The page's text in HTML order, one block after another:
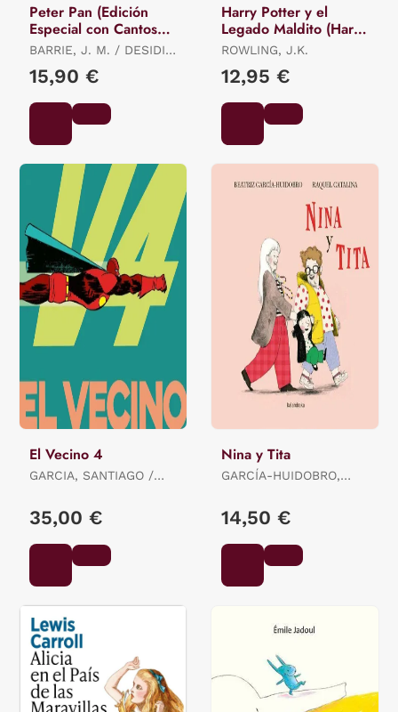
Peter Pan (Edición
Especial con Cantos
Tintados)
BARRIE, J. M. / DESIDIA,
15,90 €
Harry Potter y el
Legado Maldito (Harry
Potter 8)
ROWLING, J.K.
12,95 €
El Vecino 4
GARCIA, SANTIAGO /
35,00 €
Nina y Tita
GARCÍA-HUIDOBRO,
14,50 €